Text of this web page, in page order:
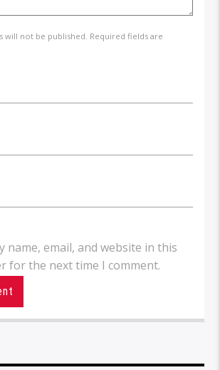
will not be published. Required fields are
name, email, and website in this
for the next time I comment.